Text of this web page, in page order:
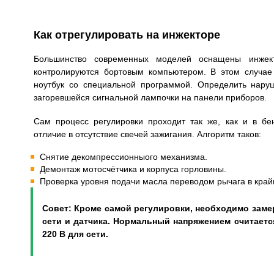
Как отрегулировать на инжекторе
Большинство современных моделей оснащены
контролируются бортовым компьютером. В этом
ноутбук со специальной программой. Определить
загоревшейся сигнальной лампочки на панели приборов.
Сам процесс регулировки проходит так же, как и в
отличие в отсутствие свечей зажигания. Алгоритм таков:
Снятие декомпрессионныого механизма.
Демонтаж мотосчётчика и корпуса горловины.
Проверка уровня подачи масла переводом рычага в
Совет: Кроме самой регулировки, необходимо
сети и датчика. Нормальный напряжением
220 В для сети.